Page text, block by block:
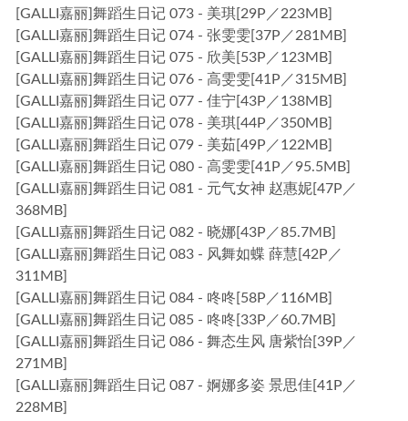
[GALLI嘉丽]舞蹈生日记 073 - 美琪[29P／223MB]
[GALLI嘉丽]舞蹈生日记 074 - 张雯雯[37P／281MB]
[GALLI嘉丽]舞蹈生日记 075 - 欣美[53P／123MB]
[GALLI嘉丽]舞蹈生日记 076 - 高雯雯[41P／315MB]
[GALLI嘉丽]舞蹈生日记 077 - 佳宁[43P／138MB]
[GALLI嘉丽]舞蹈生日记 078 - 美琪[44P／350MB]
[GALLI嘉丽]舞蹈生日记 079 - 美茹[49P／122MB]
[GALLI嘉丽]舞蹈生日记 080 - 高雯雯[41P／95.5MB]
[GALLI嘉丽]舞蹈生日记 081 - 元气女神 赵惠妮[47P／
368MB]
[GALLI嘉丽]舞蹈生日记 082 - 晓娜[43P／85.7MB]
[GALLI嘉丽]舞蹈生日记 083 - 风舞如蝶 薛慧[42P／
311MB]
[GALLI嘉丽]舞蹈生日记 084 - 咚咚[58P／116MB]
[GALLI嘉丽]舞蹈生日记 085 - 咚咚[33P／60.7MB]
[GALLI嘉丽]舞蹈生日记 086 - 舞态生风 唐紫怡[39P／
271MB]
[GALLI嘉丽]舞蹈生日记 087 - 婀娜多姿 景思佳[41P／
228MB]